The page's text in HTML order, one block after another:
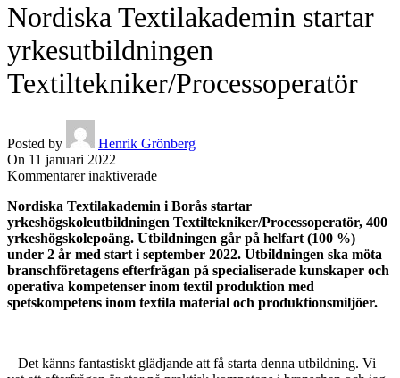
Nordiska Textilakademin startar
yrkesutbildningen
Textiltekniker/Processoperatör
Posted by
Henrik Grönberg
On 11 januari 2022
Kommentarer inaktiveradeför
Textilakademin
startar
yrkesutbildningen
Textiltekniker/Processoperatör
Nordiska Textilakademin i Borås startar
yrkeshögskoleutbildningen Textiltekniker/Processoperatör, 400
yrkeshögskolepoäng. Utbildningen går på helfart (100 %)
under 2 år med start i september 2022. Utbildningen ska möta
branschföretagens efterfrågan på specialiserade kunskaper och
operativa kompetenser inom textil produktion med
spetskompetens inom textila material och produktionsmiljöer.
– Det känns fantastiskt glädjande att få starta denna utbildning. Vi